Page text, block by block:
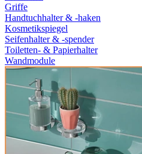
Griffe
Handtuchhalter & -haken
Kosmetikspiegel
Seifenhalter & -spender
Toiletten- & Papierhalter
Wandmodule